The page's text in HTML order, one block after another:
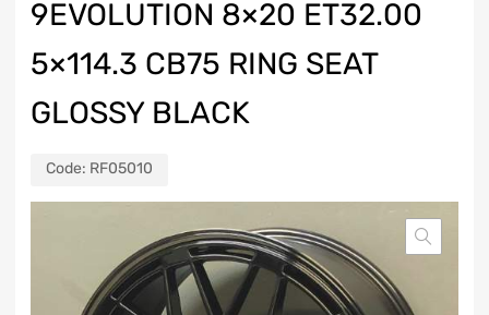
9EVOLUTION 8×20 ET32.00
5×114.3 CB75 RING SEAT
GLOSSY BLACK
Code: RF05010